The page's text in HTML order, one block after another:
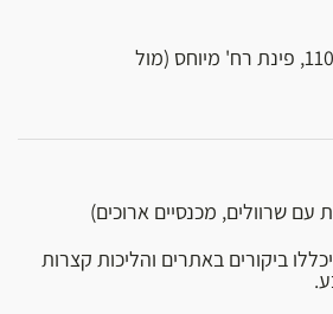
מפגש: , מפגש: רח' יפו 110, פינת רח' מיוחס (מול
עם שרוולים, מכנסיים ארוכים)
ביקורים באתרים והליכות קצרות